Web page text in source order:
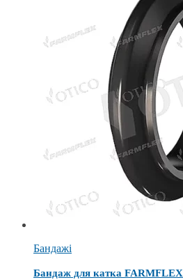
Бандажі
Бандаж для катка FARMFLEX